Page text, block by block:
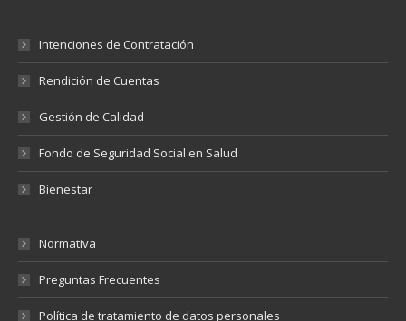
Intenciones de Contratación
Rendición de Cuentas
Gestión de Calidad
Fondo de Seguridad Social en Salud
Bienestar
Normativa
Preguntas Frecuentes
Política de tratamiento de datos personales